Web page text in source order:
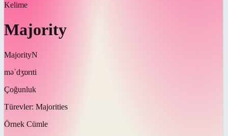
Kelime
Majority
MajorityN
məˈdʒɒrɪti
Çoğunluk
Türevler: Majorities
Örnek Cümle